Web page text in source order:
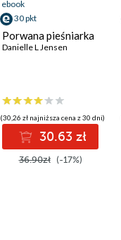
ebook
30 pkt
Porwana pieśniarka
Danielle L Jensen
(30,26 zł najniższa cena z 30 dni)
30.63 zł
36.90zł (-17%)